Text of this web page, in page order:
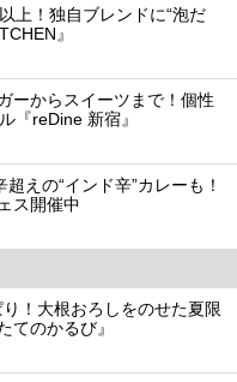
上！独自ブレンドに“泡だ
』
ーからスイーツまで！個性
『reDine 新宿』
えの“インド辛”カレーも！
ス開催中
！大根おろしをのせた夏限
てのかるび』